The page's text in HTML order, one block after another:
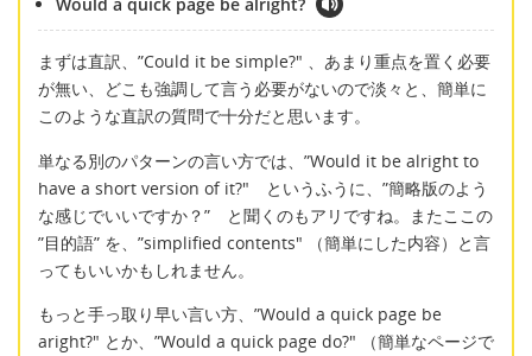
まずは直訳、”Could it be simple?" 、あまり重点を置く必要
が無い、どこも強調して言う必要がないので淡々と、簡単に
このような直訳の質問で十分だと思います。
単なる別のパターンの言い方では、”Would it be alright to
have a short version of it?" というふうに、”簡略版のよう
な感じでいいですか？” と聞くのもアリですね。またここの
”目的語” を、”simplified contents" （簡単にした内容）と言
ってもいいかもしれません。
もっと手っ取り早い言い方、”Would a quick page be
aright?" とか、”Would a quick page do?" （簡単なページで